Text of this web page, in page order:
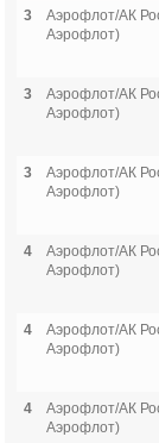
3
Аэрофлот/АК
Аэрофлот)
3
Аэрофлот/АК
Аэрофлот)
3
Аэрофлот/АК
Аэрофлот)
4
Аэрофлот/АК
Аэрофлот)
4
Аэрофлот/АК
Аэрофлот)
4
Аэрофлот/АК
Аэрофлот)